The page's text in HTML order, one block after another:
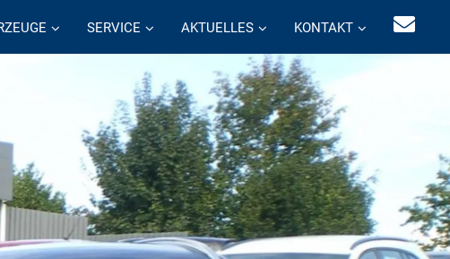
SERVICE AKTUELLES KONTAKT